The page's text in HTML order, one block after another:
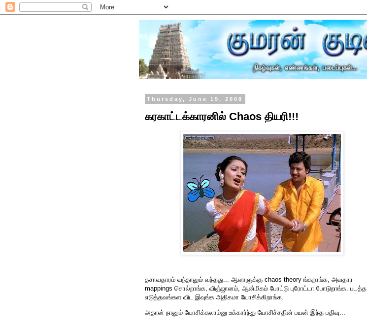
Thursday, June 19, 2008
கரகாட்டக்காரனில் Chaos தியரி!!!
தசாவதாரம் வந்தாலும் வந்தது... ஆளாளுக்கு chaos theory ங்கறாங்க, அவதார
mappings சொல்றாங்க, விஞ்ஜானம், ஆன்மிகம் போட்டு புரோட்டா போடுறாங்க. படத்த
எடுத்தவங்கள விட இவுங்க அதிகமா யோசிக்கிறாங்க.
அதான் நானும் யோசிக்கலாம்னு உக்கார்ந்து யோசிச்சதின் பயன் இந்த பதிவு...